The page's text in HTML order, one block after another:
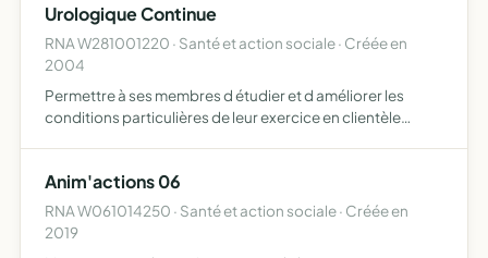
Urologique Continue
RNA W281001220 · Santé et action sociale · Créée en
2004
Permettre à ses membres d étudier et d améliorer les
conditions particulières de leur exercice en clientèle
art par …
Anim'actions 06
RNA W061014250 · Santé et action sociale · Créée en
2019